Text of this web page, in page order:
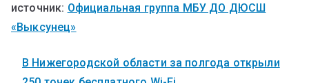
источник: Официальная группа МБУ ДО ДЮСШ
«Выксунец»
В Нижегородской области за полгода открыли